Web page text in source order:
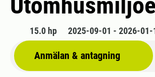
15.0 hp 2025-09-01 - 2026-01-
Anmälan & antagning